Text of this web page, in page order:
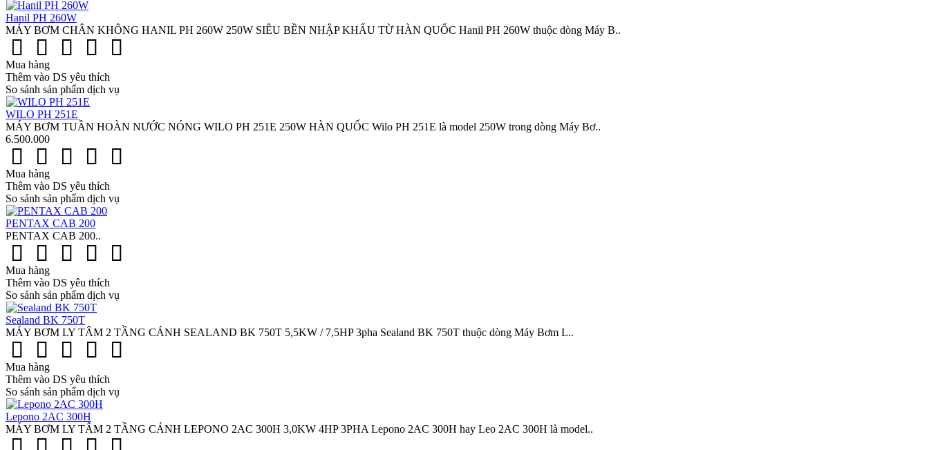
Hanil PH 260W
MÁY BƠM CHÂN KHÔNG HANIL PH 260W 250W SIÊU BỀN NHẬP KHẨU TỪ HÀN QUỐC Hanil PH 260W thuộc dòng Máy B..
Mua hàng
Thêm vào DS yêu thích
So sánh sản phẩm dịch vụ
WILO PH 251E
MÁY BƠM TUẦN HOÀN NƯỚC NÓNG WILO PH 251E 250W HÀN QUỐC Wilo PH 251E là model 250W trong dòng Máy Bơ..
6.500.000
Mua hàng
Thêm vào DS yêu thích
So sánh sản phẩm dịch vụ
PENTAX CAB 200
PENTAX CAB 200..
Mua hàng
Thêm vào DS yêu thích
So sánh sản phẩm dịch vụ
Sealand BK 750T
MÁY BƠM LY TÂM 2 TẦNG CÁNH SEALAND BK 750T 5,5KW / 7,5HP 3pha Sealand BK 750T thuộc dòng Máy Bơm L..
Mua hàng
Thêm vào DS yêu thích
So sánh sản phẩm dịch vụ
Lepono 2AC 300H
MÁY BƠM LY TÂM 2 TẦNG CÁNH LEPONO 2AC 300H 3,0KW 4HP 3PHA Lepono 2AC 300H hay Leo 2AC 300H là model..